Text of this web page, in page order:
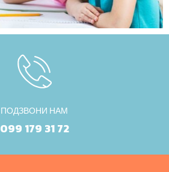
ПОДЗВОНИ НАМ
099 179 31 72